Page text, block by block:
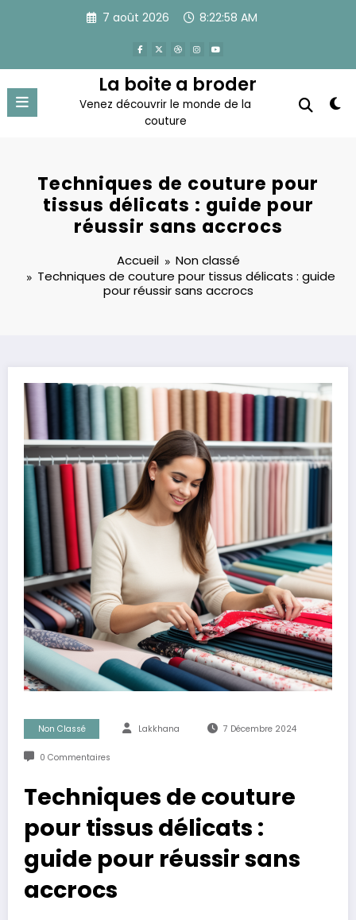
7 août 2026 8:22:59 AM
La boite a broder
Venez découvrir le monde de la
couture
Techniques de couture pour
tissus délicats : guide pour
réussir sans accrocs
Accueil
Non classé
Techniques de couture pour tissus délicats : guide
pour réussir sans accrocs
Non Classé Lakkhana 7 Décembre 2024
0 Commentaires
Techniques de couture
pour tissus délicats :
guide pour réussir sans
accrocs